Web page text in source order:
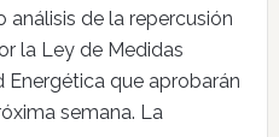
de la repercusión
la Ley de Medidas
Energética que aprobarán
semana. La